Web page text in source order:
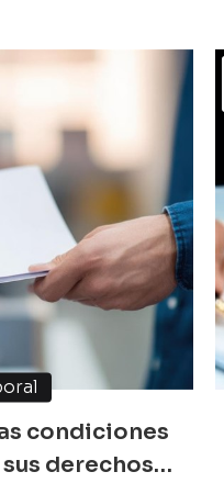
no es solo un
inversión cumple
es una licencia
q...
condiciones
derechos y